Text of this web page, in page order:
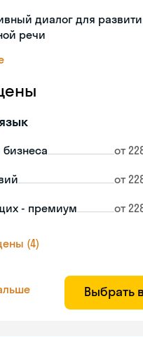
диалог для
речи
от
от
- премиум от
(4)
Выбрать